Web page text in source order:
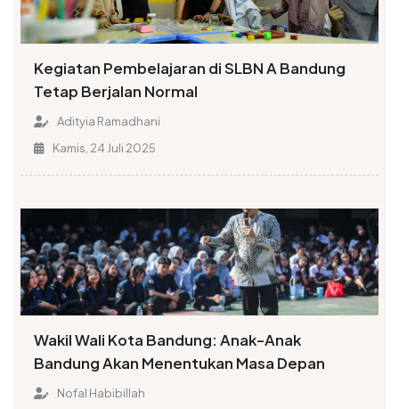
Kegiatan Pembelajaran di SLBN A Bandung
Tetap Berjalan Normal
Adityia Ramadhani
Kamis, 24 Juli 2025
Wakil Wali Kota Bandung: Anak-Anak
Bandung Akan Menentukan Masa Depan
Nofal Habibillah